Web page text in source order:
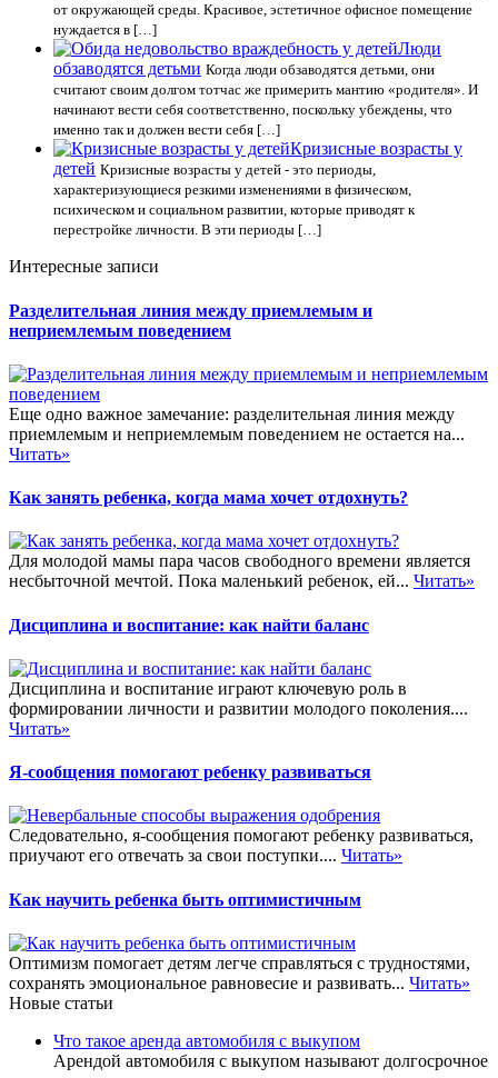
от окружающей среды. Красивое, эстетичное офисное помещение
нуждается в […]
Люди
обзаводятся детьми Когда люди обзаводятся детьми, они
считают своим долгом тотчас же примерить мантию «родителя». И
начинают вести себя соответственно, поскольку убеждены, что
именно так и должен вести себя […]
Кризисные возрасты у
детей Кризисные возрасты у детей - это периоды,
характеризующиеся резкими изменениями в физическом,
психическом и социальном развитии, которые приводят к
перестройке личности. В эти периоды […]
Интересные записи
Разделительная линия между приемлемым и
неприемлемым поведением
Еще одно важное замечание: разделительная линия между
приемлемым и неприемлемым поведением не остается на...
Читать»
Как занять ребенка, когда мама хочет отдохнуть?
Для молодой мамы пара часов свободного времени является
несбыточной мечтой. Пока маленький ребенок, ей... Читать»
Дисциплина и воспитание: как найти баланс
Дисциплина и воспитание играют ключевую роль в
формировании личности и развитии молодого поколения....
Читать»
Я-сообщения помогают ребенку развиваться
Следовательно, я-сообщения помогают ребенку развиваться,
приучают его отвечать за свои поступки.... Читать»
Как научить ребенка быть оптимистичным
Оптимизм помогает детям легче справляться с трудностями,
сохранять эмоциональное равновесие и развивать... Читать»
Новые статьи
Что такое аренда автомобиля с выкупом
Арендой автомобиля с выкупом называют долгосрочное